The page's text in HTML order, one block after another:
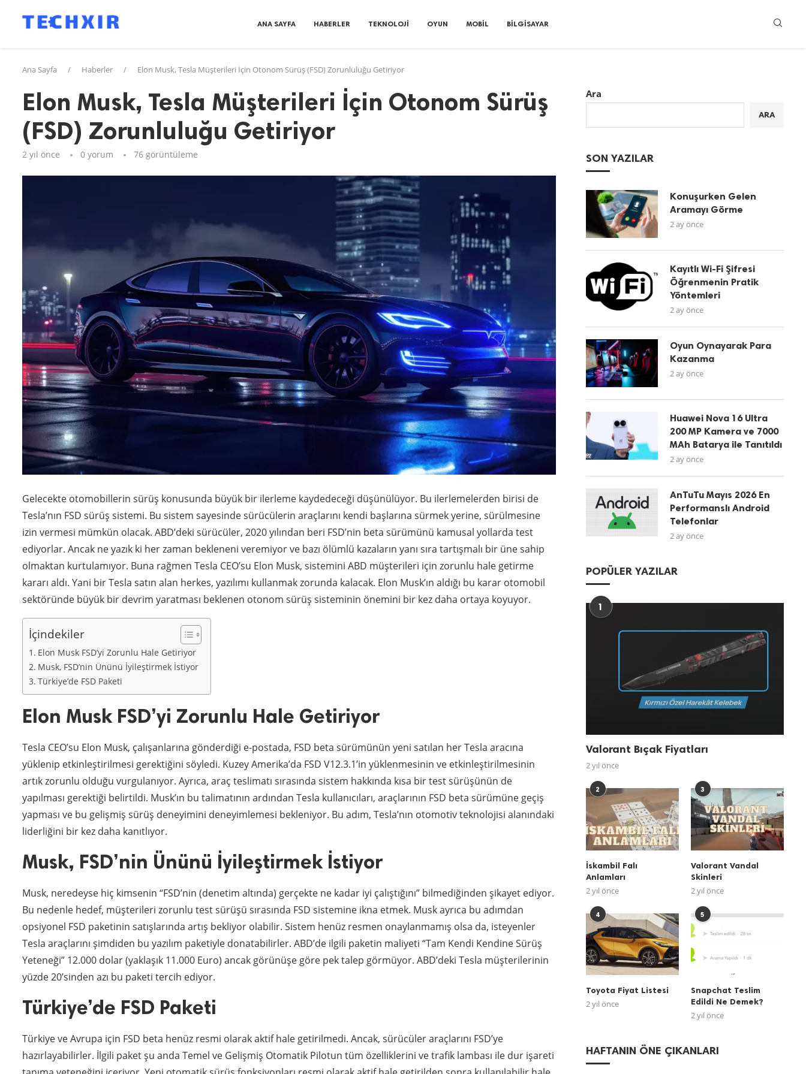
ANA SAYFA HABERLER TEKNOLOJI OYUN MOBIL BILGISAYAR
Ana Sayfa / Haberler / Elon Musk, Tesla Müşterileri İçin Otonom Sürüş (FSD) Zorunluluğu Getiriyor
Elon Musk, Tesla Müşterileri İçin Otonom Sürüş
(FSD) Zorunluluğu Getiriyor
2 yıl önce 0 yorum 76 görüntüleme
Gelecekte otomobillerin sürüş konusunda büyük bir ilerleme kaydedeceği düşünülüyor. Bu ilerlemelerden birisi de
Tesla’nın FSD sürüş sistemi. Bu sistem sayesinde sürücülerin araçlarını kendi başlarına sürmek yerine, sürülmesine
izin vermesi mümkün olacak. ABD’deki sürücüler, 2020 yılından beri FSD’nin beta sürümünü kamusal yollarda test
ediyorlar. Ancak ne yazık ki her zaman bekleneni veremiyor ve bazı ölümlü kazaların yanı sıra tartışmalı bir üne sahip
olmaktan kurtulamıyor. Buna rağmen Tesla CEO’su Elon Musk, sistemini ABD müşterileri için zorunlu hale getirme
kararı aldı. Yani bir Tesla satın alan herkes, yazılımı kullanmak zorunda kalacak. Elon Musk’ın aldığı bu karar otomobil
sektöründe büyük bir devrim yaratması beklenen otonom sürüş sisteminin önemini bir kez daha ortaya koyuyor.
İçindekiler
Elon Musk FSD’yi Zorunlu Hale Getiriyor
Musk, FSD’nin Ününü İyileştirmek İstiyor
Türkiye’de FSD Paketi
Elon Musk FSD’yi Zorunlu Hale Getiriyor
Tesla CEO’su Elon Musk, çalışanlarına gönderdiği e-postada, FSD beta sürümünün yeni satılan her Tesla aracına
yüklenip etkinleştirilmesi gerektiğini söyledi. Kuzey Amerika’da FSD V12.3.1’in yüklenmesinin ve etkinleştirilmesinin
artık zorunlu olduğu vurgulanıyor. Ayrıca, araç teslimatı sırasında sistem hakkında kısa bir test sürüşünün de
yapılması gerektiği belirtildi. Musk’ın bu talimatının ardından Tesla kullanıcıları, araçlarının FSD beta sürümüne geçiş
yapması ve bu gelişmiş sürüş deneyimini deneyimlemesi bekleniyor. Bu adım, Tesla’nın otomotiv teknolojisi alanındaki
liderliğini bir kez daha kanıtlıyor.
Musk, FSD’nin Ününü İyileştirmek İstiyor
Musk, neredeyse hiç kimsenin “FSD’nin (denetim altında) gerçekte ne kadar iyi çalıştığını” bilmediğinden şikayet ediyor.
Bu nedenle hedef, müşterileri zorunlu test sürüşü sırasında FSD sistemine ikna etmek. Musk ayrıca bu adımdan
opsiyonel FSD paketinin satışlarında artış bekliyor olabilir. Sistem henüz resmen onaylanmamış olsa da, isteyenler
Tesla araçlarını şimdiden bu yazılım paketiyle donatabilirler. ABD’de ilgili paketin maliyeti “Tam Kendi Kendine Sürüş
Yeteneği” 12.000 dolar (yaklaşık 11.000 Euro) ancak görünüşe göre pek talep görmüyor. ABD’deki Tesla müşterilerinin
yüzde 20’sinden azı bu paketi tercih ediyor.
Türkiye’de FSD Paketi
Türkiye ve Avrupa için FSD beta henüz resmi olarak aktif hale getirilmedi. Ancak, sürücüler araçlarını FSD’ye
hazırlayabilirler. İlgili paket şu anda Temel ve Gelişmiş Otomatik Pilotun tüm özelliklerini ve trafik lambası ile dur işareti
Ara
ARA
SON YAZILAR
Konuşurken Gelen
Aramayı Görme
2 ay önce
Kayıtlı Wi-Fi Şifresi
Öğrenmenin Pratik
Yöntemleri
2 ay önce
Oyun Oynayarak Para
Kazanma
2 ay önce
Huawei Nova 16 Ultra
200 MP Kamera ve 7000
MAh Batarya ile Tanıtıldı
2 ay önce
AnTuTu Mayıs 2026 En
Performanslı Android
Telefonlar
2 ay önce
POPÜLER YAZILAR
1
Valorant Bıçak Fiyatları
2 yıl önce
2
İskambil Falı
Anlamları
2 yıl önce
3
Valorant Vandal
Skinleri
2 yıl önce
4
Toyota Fiyat Listesi
2 yıl önce
5
Snapchat Teslim
Edildi Ne Demek?
2 yıl önce
HAFTANIN ÖNE ÇIKANLARI